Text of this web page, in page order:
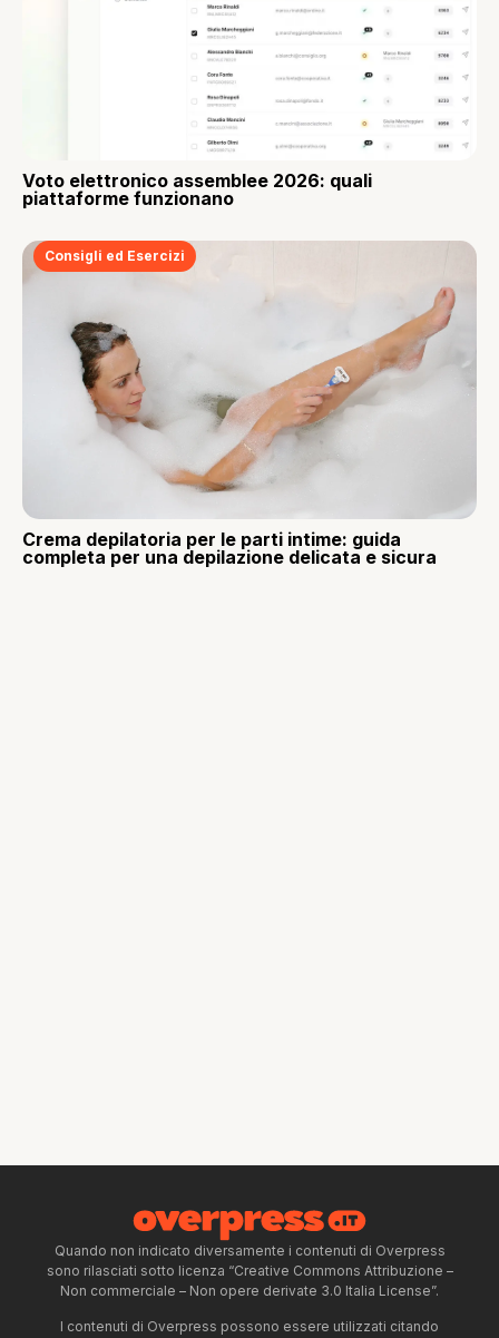
Voto elettronico assemblee 2026: quali
piattaforme funzionano
Consigli ed Esercizi
Crema depilatoria per le parti intime: guida
completa per una depilazione delicata e sicura
Quando non indicato diversamente i contenuti di Overpress
sono rilasciati sotto licenza “Creative Commons Attribuzione –
Non commerciale – Non opere derivate 3.0 Italia License”.
I contenuti di Overpress possono essere utilizzati citando